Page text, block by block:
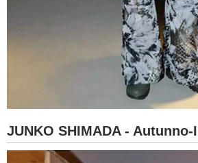
JUNKO SHIMADA -